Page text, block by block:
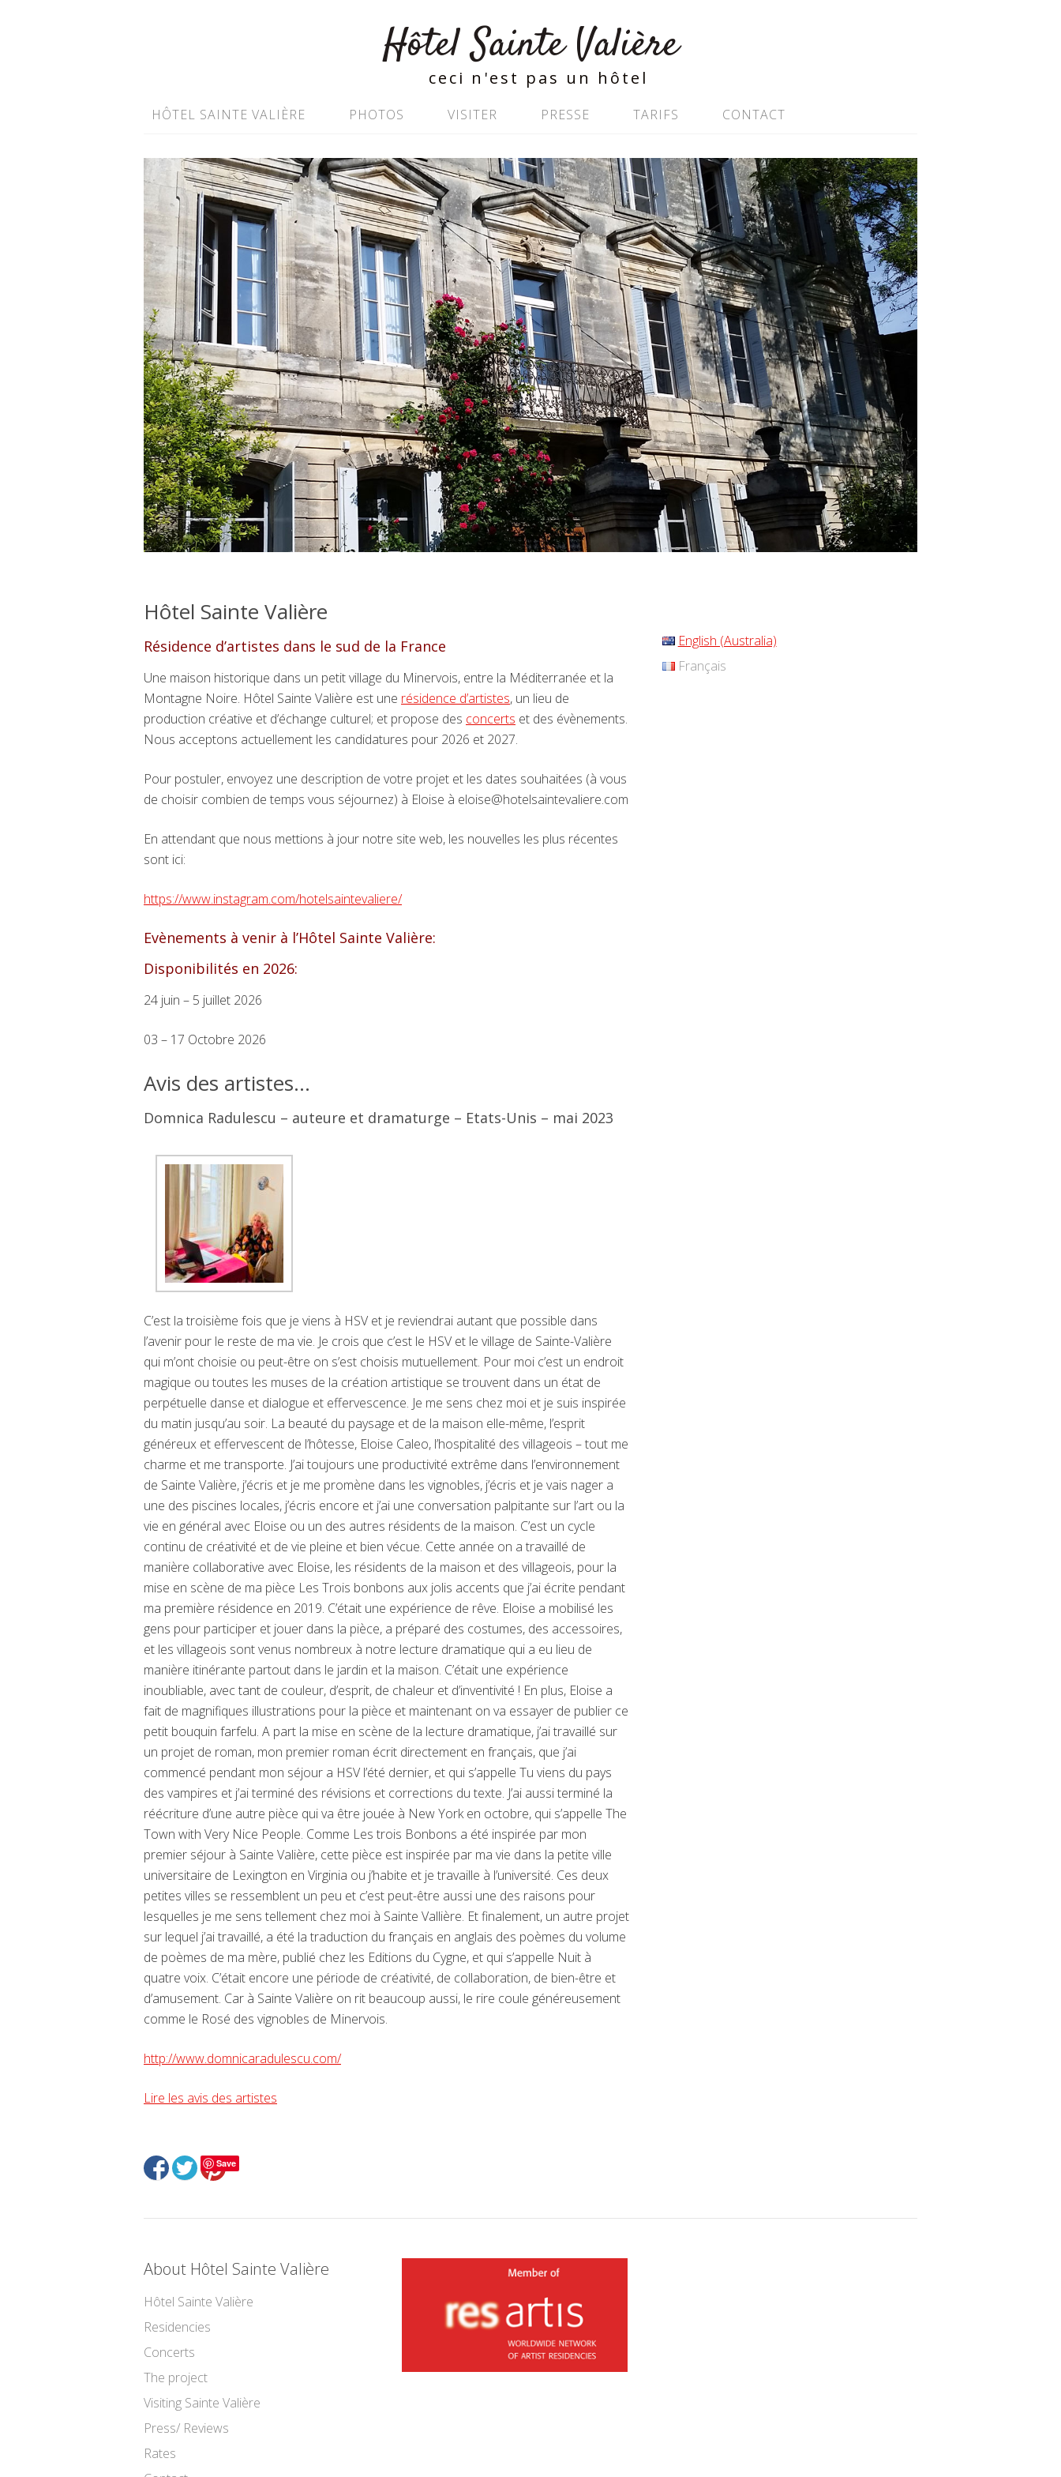
Hôtel Sainte Valière
ceci n'est pas un hôtel
HÔTEL SAINTE VALIÈRE PHOTOS VISITER PRESSE TARIFS CONTACT
Hôtel Sainte Valière
Résidence d’artistes dans le sud de la France
Une maison historique dans un petit village du Minervois, entre la Méditerranée et la
Montagne Noire. Hôtel Sainte Valière est une résidence d’artistes, un lieu de
production créative et d’échange culturel; et propose des concerts et des évènements.
Nous acceptons actuellement les candidatures pour 2026 et 2027.
Pour postuler, envoyez une description de votre projet et les dates souhaitées (à vous
de choisir combien de temps vous séjournez) à Eloise à eloise@hotelsaintevaliere.com
En attendant que nous mettions à jour notre site web, les nouvelles les plus récentes
sont ici:
https://www.instagram.com/hotelsaintevaliere/
Evènements à venir à l’Hôtel Sainte Valière:
Disponibilités en 2026:
24 juin – 5 juillet 2026
03 – 17 Octobre 2026
Avis des artistes…
Domnica Radulescu – auteure et dramaturge – Etats-Unis – mai 2023
C’est la troisième fois que je viens à HSV et je reviendrai autant que possible dans
l’avenir pour le reste de ma vie. Je crois que c’est le HSV et le village de Sainte-Valière
qui m’ont choisie ou peut-être on s’est choisis mutuellement. Pour moi c’est un endroit
magique ou toutes les muses de la création artistique se trouvent dans un état de
perpétuelle danse et dialogue et effervescence. Je me sens chez moi et je suis inspirée
du matin jusqu’au soir. La beauté du paysage et de la maison elle-même, l’esprit
généreux et effervescent de l’hôtesse, Eloise Caleo, l’hospitalité des villageois – tout me
charme et me transporte. J’ai toujours une productivité extrême dans l’environnement
de Sainte Valière, j’écris et je me promène dans les vignobles, j’écris et je vais nager a
une des piscines locales, j’écris encore et j’ai une conversation palpitante sur l’art ou la
vie en général avec Eloise ou un des autres résidents de la maison. C’est un cycle
continu de créativité et de vie pleine et bien vécue. Cette année on a travaillé de
manière collaborative avec Eloise, les résidents de la maison et des villageois, pour la
mise en scène de ma pièce Les Trois bonbons aux jolis accents que j’ai écrite pendant
ma première résidence en 2019. C’était une expérience de rêve. Eloise a mobilisé les
gens pour participer et jouer dans la pièce, a préparé des costumes, des accessoires,
et les villageois sont venus nombreux à notre lecture dramatique qui a eu lieu de
manière itinérante partout dans le jardin et la maison. C’était une expérience
inoubliable, avec tant de couleur, d’esprit, de chaleur et d’inventivité ! En plus, Eloise a
fait de magnifiques illustrations pour la pièce et maintenant on va essayer de publier ce
petit bouquin farfelu. A part la mise en scène de la lecture dramatique, j’ai travaillé sur
un projet de roman, mon premier roman écrit directement en français, que j’ai
commencé pendant mon séjour a HSV l’été dernier, et qui s’appelle Tu viens du pays
des vampires et j’ai terminé des révisions et corrections du texte. J’ai aussi terminé la
réécriture d’une autre pièce qui va être jouée à New York en octobre, qui s’appelle The
Town with Very Nice People. Comme Les trois Bonbons a été inspirée par mon
premier séjour à Sainte Valière, cette pièce est inspirée par ma vie dans la petite ville
universitaire de Lexington en Virginia ou j’habite et je travaille à l’université. Ces deux
petites villes se ressemblent un peu et c’est peut-être aussi une des raisons pour
lesquelles je me sens tellement chez moi à Sainte Vallière. Et finalement, un autre projet
sur lequel j’ai travaillé, a été la traduction du français en anglais des poèmes du volume
de poèmes de ma mère, publié chez les Editions du Cygne, et qui s’appelle Nuit à
quatre voix. C’était encore une période de créativité, de collaboration, de bien-être et
d’amusement. Car à Sainte Valière on rit beaucoup aussi, le rire coule généreusement
comme le Rosé des vignobles de Minervois.
http://www.domnicaradulescu.com/
Lire les avis des artistes
Save
English (Australia)
Français
About Hôtel Sainte Valière
Hôtel Sainte Valière
Residencies
Concerts
The project
Visiting Sainte Valière
Press/ Reviews
Rates